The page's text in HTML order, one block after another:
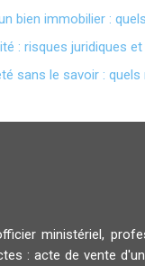
bien immobilier :
: risques juridiques
sans le savoir : quels
ministériel,
: acte de vente